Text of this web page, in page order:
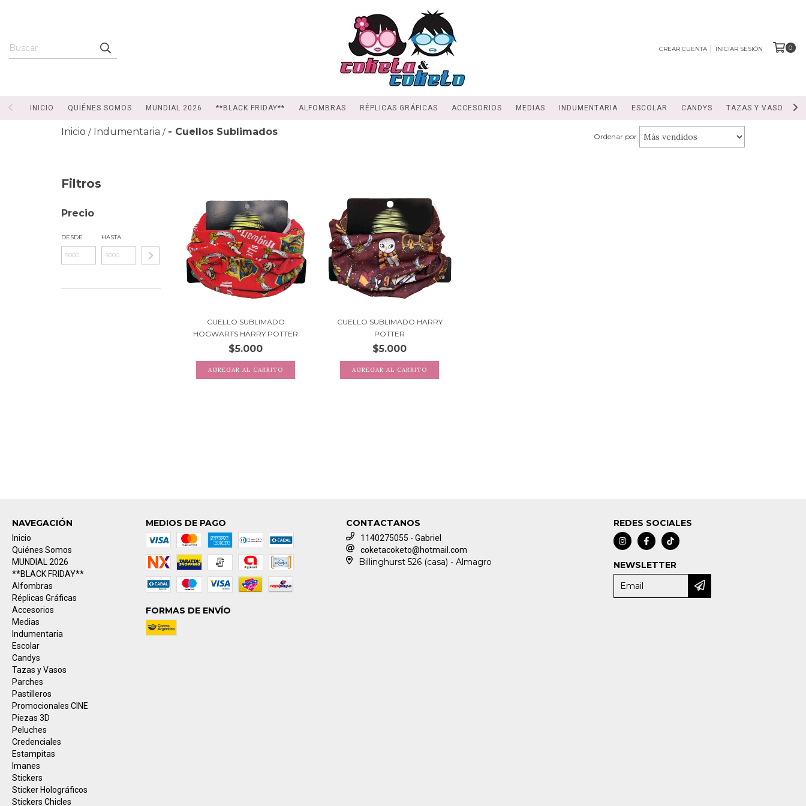
CREAR CUENTA INICIAR SESIÓN 0
INICIO QUIÉNES SOMOS MUNDIAL 2026 **BLACK FRIDAY** ALFOMBRAS RÉPLICAS GRÁFICAS ACCESORIOS MEDIAS INDUMENTARIA ESCOLAR CANDYS TAZAS Y VASOS
Inicio / Indumentaria / - Cuellos Sublimados Ordenar por
Filtros
Precio
DESDE HASTA
CUELLO SUBLIMADO
HOGWARTS HARRY POTTER
$5.000
CUELLO SUBLIMADO HARRY
POTTER
$5.000
NAVEGACIÓN
Inicio
Quiénes Somos
MUNDIAL 2026
**BLACK FRIDAY**
Alfombras
Réplicas Gráficas
Accesorios
Medias
Indumentaria
Escolar
Candys
Tazas y Vasos
Parches
Pastilleros
Promocionales CINE
Piezas 3D
Peluches
Credenciales
Estampitas
Imanes
Stickers
Sticker Holográficos
Stickers Chicles
MEDIOS DE PAGO
FORMAS DE ENVÍO
CONTACTANOS
1140275055 - Gabriel
coketacoketo@hotmail.com
Billinghurst 526 (casa) - Almagro
REDES SOCIALES
NEWSLETTER